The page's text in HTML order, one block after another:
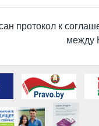
протокол к
между